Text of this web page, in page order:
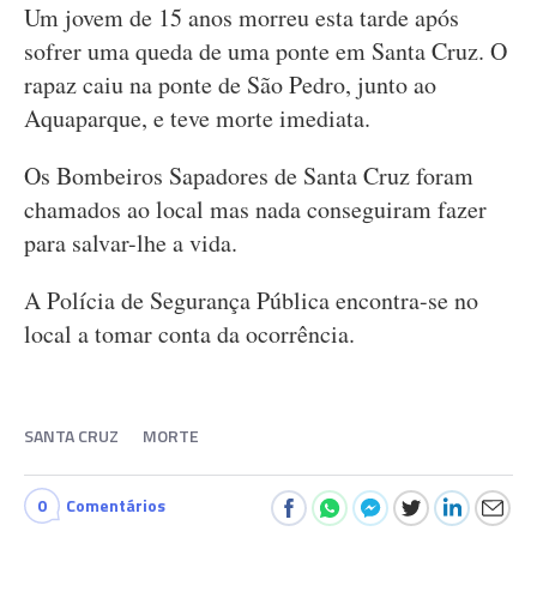
Um jovem de 15 anos morreu esta tarde após
sofrer uma queda de uma ponte em Santa Cruz. O
rapaz caiu na ponte de São Pedro, junto ao
Aquaparque, e teve morte imediata.
Os Bombeiros Sapadores de Santa Cruz foram
chamados ao local mas nada conseguiram fazer
para salvar-lhe a vida.
A Polícia de Segurança Pública encontra-se no
local a tomar conta da ocorrência.
SANTA CRUZ MORTE
0 Comentários